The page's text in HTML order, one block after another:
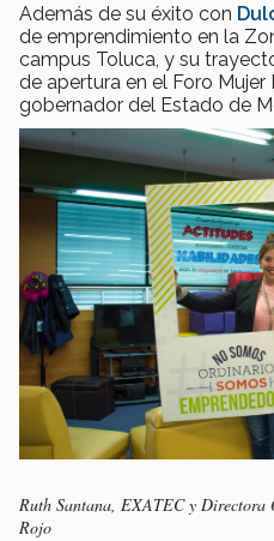
Además de su éxito con
de emprendimiento en la
campus Toluca, y su
de apertura en el Foro
gobernador del Estado de
Ruth Santana, EXATEC y Directora
Rojo